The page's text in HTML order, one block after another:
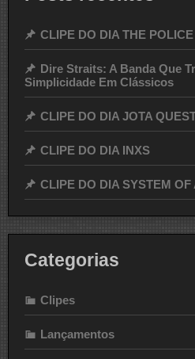
CLIPE DO DIA THE POLICE
Dire Straits: A Banda Que
Simplicidade Em Clássicos
CLIPE DO DIA JOTA
CLIPE DO DIA INXS
CLIPE DO DIA SYSTEM OF
Categorias
Clipes
Lançamentos